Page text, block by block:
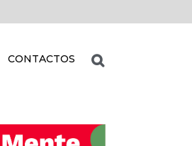
CONTACTOS